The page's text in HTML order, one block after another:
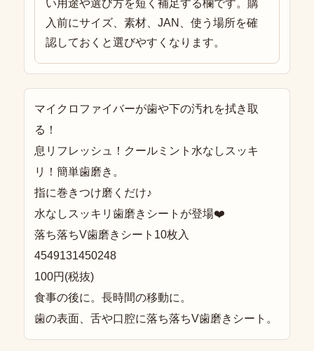
い用途や選び方を短く補足する欄です。購
入前にサイズ、素材、JAN、使う場所を確
認しておくと選びやすくなります。
マイクロファイバーが歯や下の汚れを拭き取
る！
息リフレッシュ！クールミント水なしスッキ
リ！簡単歯磨き。
指に巻きつけ磨くだけ♪
水なしスッキリ歯磨きシートが登場❤️
落ち落ちV歯磨きシート10枚入
4549131450248
100円(税抜)
食事の後に。長時間の移動に。
歯の表面、舌や口腔に落ち落ちV歯磨きシート。